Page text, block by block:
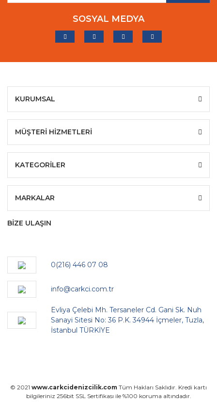
SOSYAL MEDYA
KURUMSAL
MÜŞTERİ HİZMETLERİ
KATEGORİLER
MARKALAR
BİZE ULAŞIN
0(216) 446 07 08
info@carkci.com.tr
Evliya Çelebi Mh. Tersaneler Cd. Gani Sk. Nuh
Sanayi Sitesi No: 36 P.K. 34944 İçmeler, Tuzla,
İstanbul TÜRKİYE
© 2021 www.carkcidenizcilik.com Tüm Hakları Saklıdır. Kredi kartı
bilgileriniz 256bit SSL Sertifikası ile %100 koruma altındadır.